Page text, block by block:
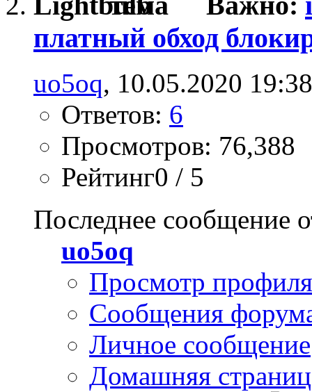
платный обход
uo5oq, 10.05.2020 19:38
Ответов: 6
Просмотров: 76,388
Рейтинг0 / 5
Последнее сообщение
uo5oq
Просмотр профиля
Сообщения
Личное сообщение
Домашняя